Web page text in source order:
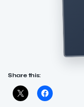
Share this: